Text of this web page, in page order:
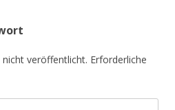
veröffentlicht. Erforderliche